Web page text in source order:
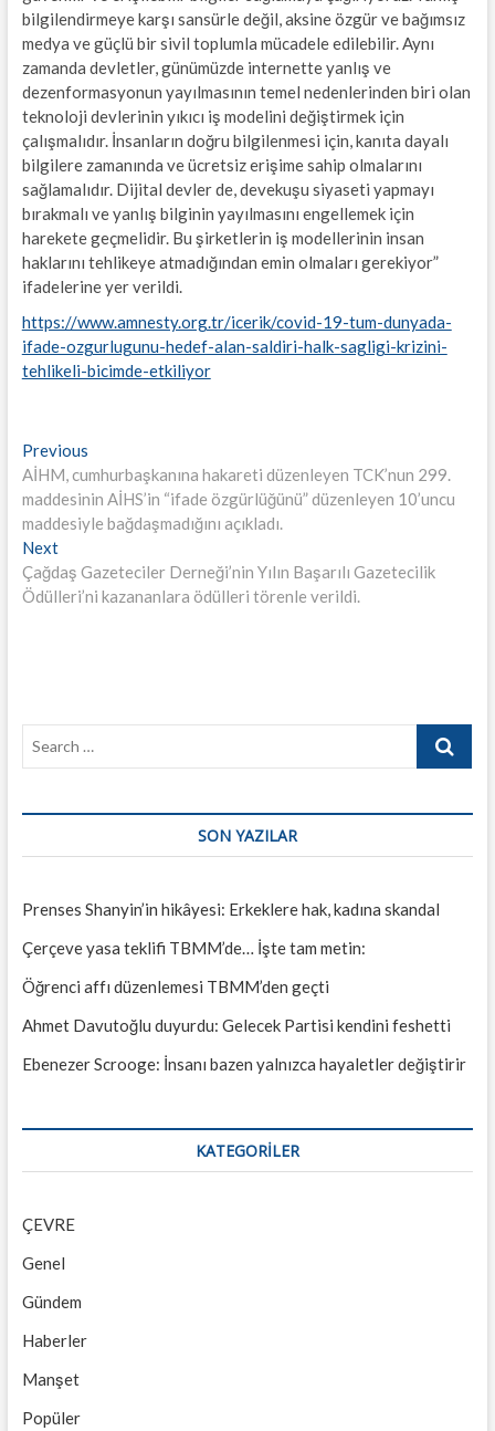
bilgilendirmeye karşı sansürle değil, aksine özgür ve bağımsız
medya ve güçlü bir sivil toplumla mücadele edilebilir. Aynı
zamanda devletler, günümüzde internette yanlış ve
dezenformasyonun yayılmasının temel nedenlerinden biri olan
teknoloji devlerinin yıkıcı iş modelini değiştirmek için
çalışmalıdır. İnsanların doğru bilgilenmesi için, kanıta dayalı
bilgilere zamanında ve ücretsiz erişime sahip olmalarını
sağlamalıdır. Dijital devler de, devekuşu siyaseti yapmayı
bırakmalı ve yanlış bilginin yayılmasını engellemek için
harekete geçmelidir. Bu şirketlerin iş modellerinin insan
haklarını tehlikeye atmadığından emin olmaları gerekiyor”
ifadelerine yer verildi.
https://www.amnesty.org.tr/icerik/covid-19-tum-dunyada-
ifade-ozgurlugunu-hedef-alan-saldiri-halk-sagligi-krizini-
tehlikeli-bicimde-etkiliyor
Yazı
gezinmesi
PreviousPrevious
post:
AİHM, cumhurbaşkanına hakareti düzenleyen TCK’nun 299.
maddesinin AİHS’in “ifade özgürlüğünü” düzenleyen 10’uncu
maddesiyle bağdaşmadığını açıkladı.
NextNext
post:
Çağdaş Gazeteciler Derneği’nin Yılın Başarılı Gazetecilik
Ödülleri’ni kazananlara ödülleri törenle verildi.
Search
SON YAZILAR
Prenses Shanyin’in hikâyesi: Erkeklere hak, kadına skandal
Çerçeve yasa teklifi TBMM’de… İşte tam metin:
Öğrenci affı düzenlemesi TBMM’den geçti
Ahmet Davutoğlu duyurdu: Gelecek Partisi kendini feshetti
Ebenezer Scrooge: İnsanı bazen yalnızca hayaletler değiştirir
KATEGORILER
ÇEVRE
Genel
Gündem
Haberler
Manşet
Popüler